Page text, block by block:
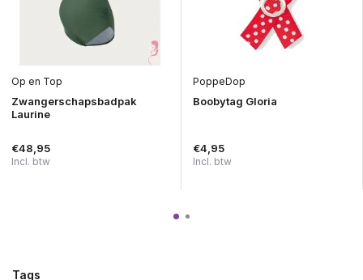
Op en Top
Zwangerschapsbadpak
Laurine
€48,95
Incl. btw
PoppeDop
Boobytag Gloria
€4,95
Incl. btw
Tags